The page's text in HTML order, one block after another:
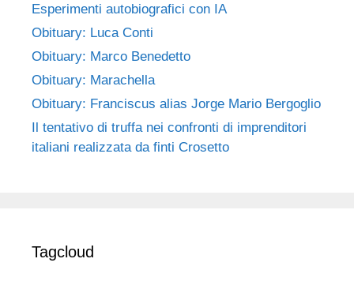
Esperimenti autobiografici con IA
Obituary: Luca Conti
Obituary: Marco Benedetto
Obituary: Marachella
Obituary: Franciscus alias Jorge Mario Bergoglio
Il tentativo di truffa nei confronti di imprenditori
italiani realizzata da finti Crosetto
Tagcloud